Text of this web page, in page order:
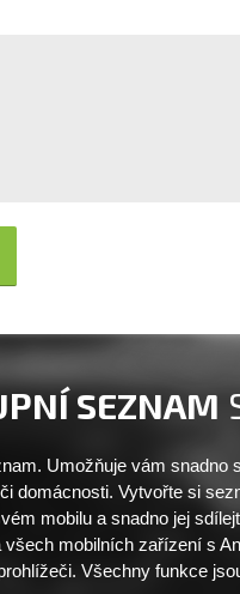
SEZNAM
Umožňuje vám snadno
domácnosti. Vytvořte si
mobilu a snadno jej
všech mobilních zařízení s
Všechny funkce